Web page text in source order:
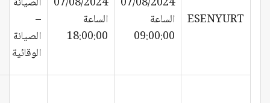
ESENYURT
الساعة
09:00:00
الساعة
18:00:00
–
الصيانة
الوقائية